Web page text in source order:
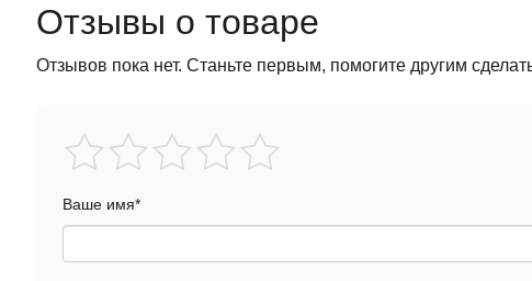
Отзывы о товаре
Отзывов пока нет. Станьте первым, помогите другим
Ваше имя*